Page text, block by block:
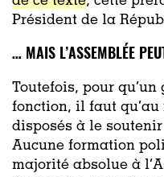
Président de la
… MAIS L’ASSEMBLÉE
Toutefois, pour
fonction, il faut qu’au
disposés à le
Aucune formation
majorité absolue à